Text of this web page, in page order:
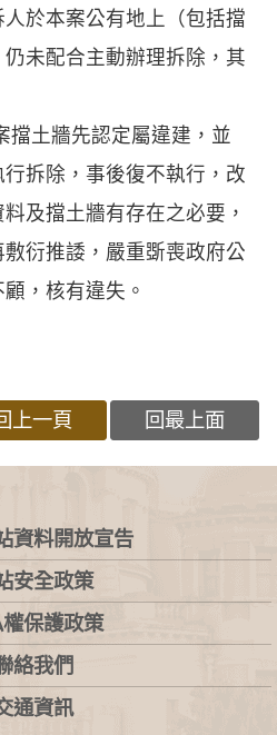
於本案公有地上（包括擋
未配合主動辦理拆除，其
擋土牆先認定屬違建，並
拆除，事後復不執行，改
及擋土牆有存在之必要，
衍推諉，嚴重斲喪政府公
，核有違失。
上一頁 回最上面
資料開放宣告
安全政策
權保護政策
絡我們
通資訊